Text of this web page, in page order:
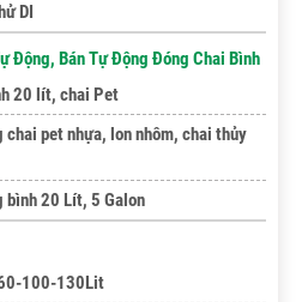
DI
Động, Bán Tự Động Đóng Chai Bình
20 lít, chai Pet
pet nhựa, lon nhôm, chai thủy
20 Lít, 5 Galon
100-130Lit